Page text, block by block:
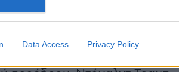
Data Access Privacy Policy
είναι επισήμως νεκρή»
Τζέφερσον Μόρλεϊ.
αλλάζει στάση απέναντι